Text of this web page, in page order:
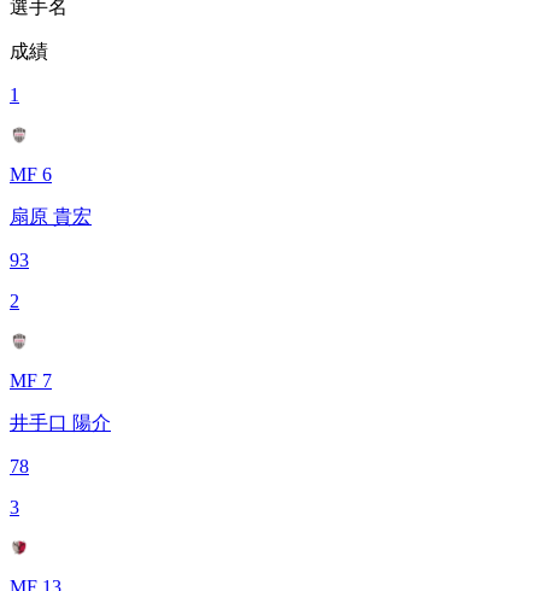
選手名
成績
1
MF 6
扇原 貴宏
93
2
MF 7
井手口 陽介
78
3